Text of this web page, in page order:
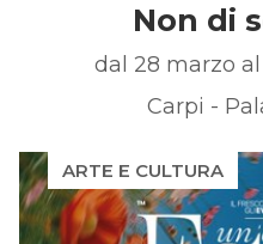
Non di
dal 28 marzo
Carpi -
ARTE E CULTURA